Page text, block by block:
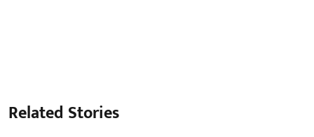
Related Stories